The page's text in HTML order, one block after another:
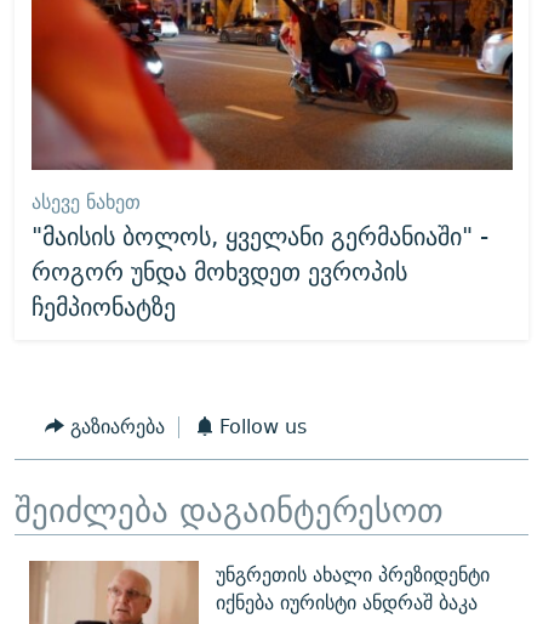
ᲐᲡᲔᲕᲔ ᲜᲐᲮᲔᲗ
"მაისის ბოლოს, ყველანი გერმანიაში" -
როგორ უნდა მოხვდეთ ევროპის
ჩემპიონატზე
გაზიარება Follow us
შეიძლება დაგაინტერესოთ
უნგრეთის ახალი პრეზიდენტი
იქნება იურისტი ანდრაშ ბაკა